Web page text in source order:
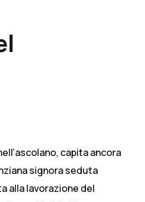
capita ancora
signora seduta
alla lavorazione del